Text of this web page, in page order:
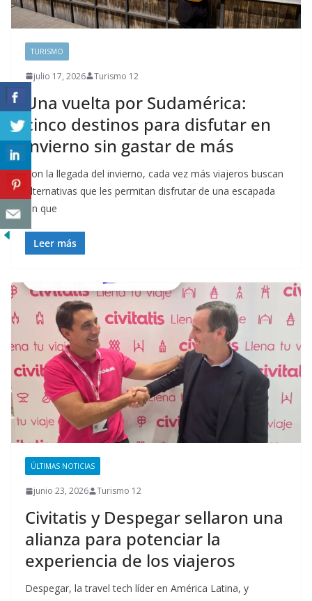
TURISMO
julio 17, 2026 Turismo 12
Una vuelta por Sudamérica:
cinco destinos para disfutar en
invierno sin gastar de más
Con la llegada del invierno, cada vez más viajeros buscan
alternativas que les permitan disfrutar de una escapada
sin que
Leer más
ÚLTIMAS NOTICIAS
junio 23, 2026 Turismo 12
Civitatis y Despegar sellaron una
alianza para potenciar la
experiencia de los viajeros
Despegar, la travel tech líder en América Latina, y